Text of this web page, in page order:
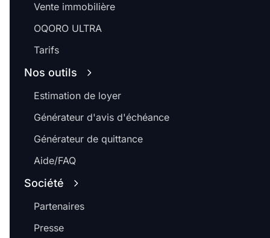
Vente immobilière
OQORO ULTRA
Tarifs
Nos outils
Estimation de loyer
Générateur d'avis d'échéance
Générateur de quittance
Aide/FAQ
Société
Partenaires
Presse